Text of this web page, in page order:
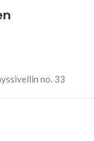
no. 33